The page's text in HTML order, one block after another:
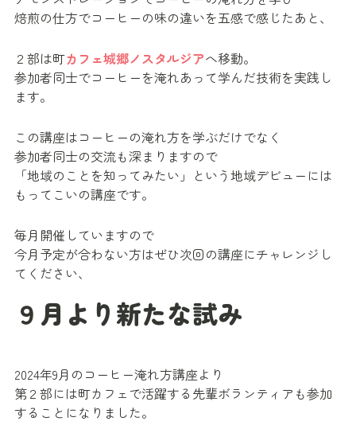
焙煎の仕方でコーヒーの味の違いを五感で感じたあと、
２部は町カフェ城郷ノスタルジアへ移動。
参加者同士でコーヒーを淹れあって学んだ技術を実践し
ます。
この講座はコーヒーの淹れ方を学ぶだけでなく
参加者同士の交流も深まりますので
「地域のことを知ってみたい」という地域デビューには
もってこいの講座です。
毎月開催していますので
今月予定が合わない方はぜひ次回の講座にチャレンジし
てください、
９月より新たな試み
2024年9月のコーヒー淹れ方講座より
第２部には町カフェで活躍する先輩ボランティアも参加
することになりました。